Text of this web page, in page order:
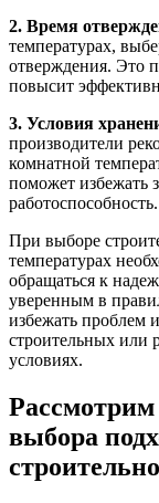
2. Время
температурах,
отверждения. Это
повысит
3. Условия
производители
комнатной
поможет избежать
работоспособность.
При выборе
температурах
обращаться к
уверенным в
избежать проблем
строительных или
условиях.
выбора